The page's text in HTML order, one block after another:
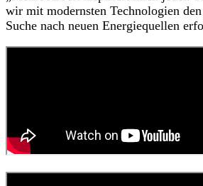
wir mit modernsten Technologien
Suche nach neuen Energiequellen